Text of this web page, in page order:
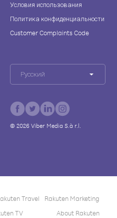
Условия использования
Политика конфиденциальности
Customer Complaints Code
Русский
© 2026Viber Media S.à r.l.
Travel
Rakuten Marketing
TV About Rakuten